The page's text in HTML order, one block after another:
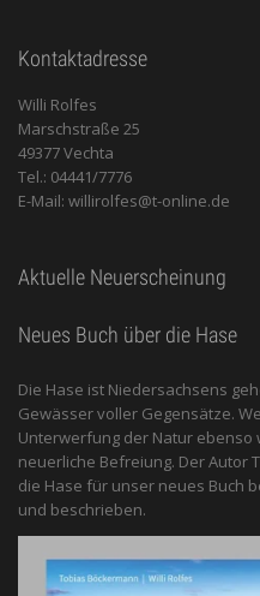
Kontaktadresse
Willi Rolfes
Marschstraße 25
49377 Vechta
Tel.: 04441/7776
E-Mail: willirolfes@t-online.de
Aktuelle Neuerscheinung
Neues Buch über die Hase
Die Hase ist Niedersachsens
Gewässer voller Gegensätze.
Unterwerfung der Natur ebenso
neuerliche Befreiung. Der Autor
die Hase für unser neues Buch
und beschrieben.